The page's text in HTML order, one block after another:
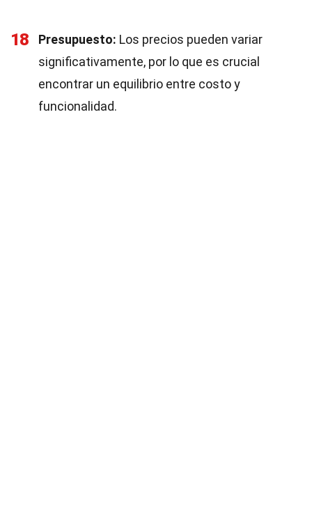
18 Presupuesto: Los precios pueden variar
significativamente, por lo que es crucial
encontrar un equilibrio entre costo y
funcionalidad.